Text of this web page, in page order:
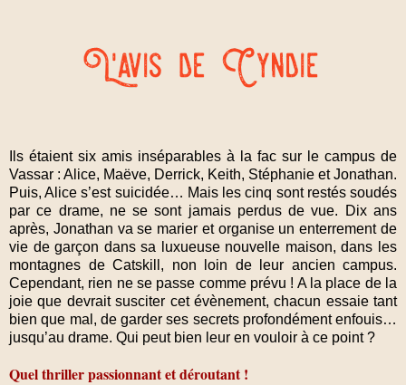
Ils étaient six amis inséparables à la fac sur le campus de
Vassar : Alice, Maëve, Derrick, Keith, Stéphanie et Jonathan.
Puis, Alice s’est suicidée… Mais les cinq sont restés soudés
par ce drame, ne se sont jamais perdus de vue. Dix ans
après, Jonathan va se marier et organise un enterrement de
vie de garçon dans sa luxueuse nouvelle maison, dans les
montagnes de Catskill, non loin de leur ancien campus.
Cependant, rien ne se passe comme prévu ! A la place de la
joie que devrait susciter cet évènement, chacun essaie tant
bien que mal, de garder ses secrets profondément enfouis…
jusqu’au drame. Qui peut bien leur en vouloir à ce point ?
Quel thriller passionnant et déroutant !